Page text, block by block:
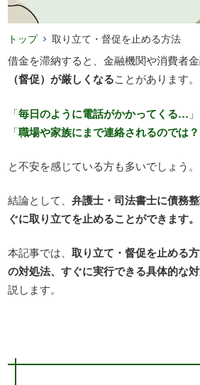
トップ 取り立て・督促を止める方法
借金を滞納すると、金融機関や消費者
（督促）が厳しくなることがあります。
「毎日のように電話がかかってくる… 」
「職場や家族にまで連絡されるのでは？
と不安を感じている方も多いでしょう。
結論として、弁護士・司法書士に債務
ぐに取り立てを止めることができます。
本記事では、取り立て・督促を止める
の対処法、すぐに実行できる具体的な
説します。